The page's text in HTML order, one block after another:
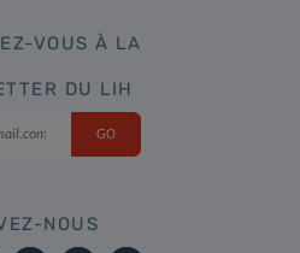
VOUS À LA
DU LIH
NOUS